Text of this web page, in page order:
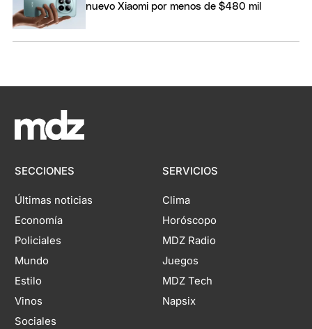
nuevo Xiaomi por menos de $480 mil
SECCIONES
Últimas noticias
Economía
Policiales
Mundo
Estilo
Vinos
Sociales
SERVICIOS
Clima
Horóscopo
MDZ Radio
Juegos
MDZ Tech
Napsix